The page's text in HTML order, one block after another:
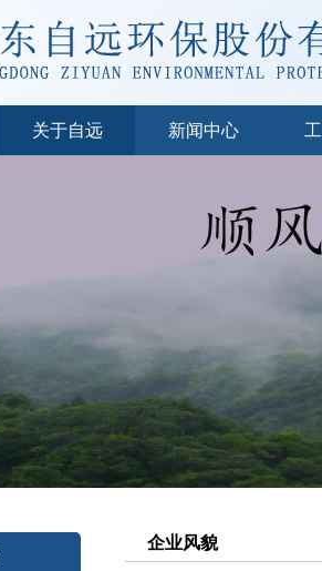
关于自远 新闻中心
企业风貌